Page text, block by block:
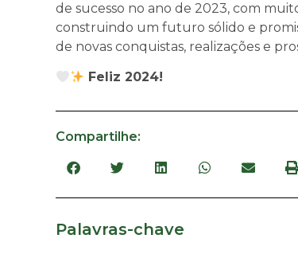
de sucesso no ano de 2023, com
construindo um futuro sólido e
de novas conquistas, realizações e
Feliz 2024!
Compartilhe:
Palavras-chave